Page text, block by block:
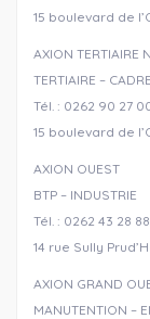
15 boulevard de
AXION TERTIAIRE
TERTIAIRE – CADRE
Tél. : 0262 90 27
15 boulevard de
AXION OUEST
BTP – INDUSTRIE
Tél. : 0262 43 28
14 rue Sully
AXION GRAND
MANUTENTION –